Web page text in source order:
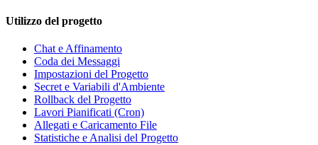
Utilizzo del progetto
Chat e Affinamento
Coda dei Messaggi
Impostazioni del Progetto
Secret e Variabili d'Ambiente
Rollback del Progetto
Lavori Pianificati (Cron)
Allegati e Caricamento File
Statistiche e Analisi del Progetto